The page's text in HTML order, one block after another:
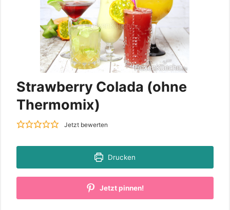
Strawberry Colada (ohne
Thermomix)
Jetzt bewerten
Drucken
Jetzt pinnen!